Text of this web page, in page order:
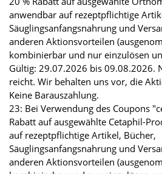
anwendbar auf rezeptpflichtige
Säuglingsanfangsnahrung und
anderen Aktionsvorteilen
kombinierbar und nur einzulösen
Gültig: 29.07.2026 bis 09.08.2026.
reicht. Wir behalten uns vor, die
Keine Barauszahlung.
23: Bei Verwendung des Coupons
Rabatt auf ausgewählte Cetaphil-
auf rezeptpflichtige Artikel, Bücher,
Säuglingsanfangsnahrung und
anderen Aktionsvorteilen